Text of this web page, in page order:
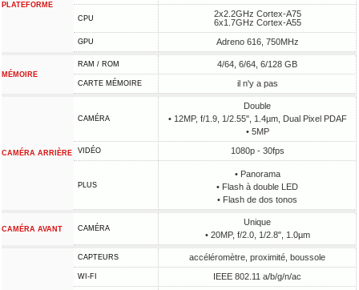
PLATEFORME
CPU
2x2.2GHz Cortex-A75
6x1.7GHz Cortex-A55
GPU Adreno 616, 750MHz
MÉMOIRE
RAM / ROM 4/64, 6/64, 6/128 GB
CARTE MÉMOIRE il n'y a pas
CAMÉRA ARRIÈRE
CAMÉRA
Double
• 12MP, f/1.9, 1/2.55", 1.4µm, Dual Pixel PDAF
• 5MP
VIDÉO 1080p - 30fps
PLUS
• Panorama
• Flash à double LED
• Flash de dos tonos
CAMÉRA AVANT CAMÉRA
Unique
• 20MP, f/2.0, 1/2.8", 1.0µm
CAPTEURS accéléromètre, proximité, boussole
WI-FI IEEE 802.11 a/b/g/n/ac